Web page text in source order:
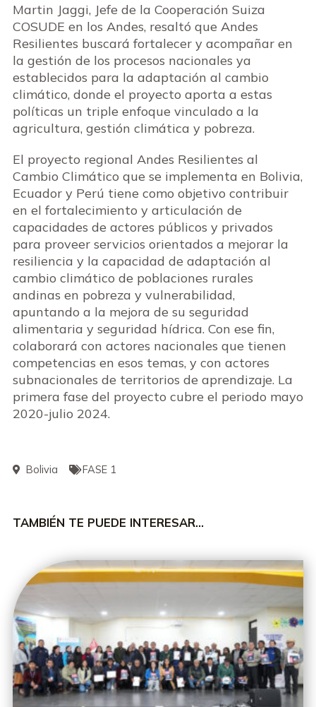
Martin Jaggi, Jefe de la Cooperación Suiza
COSUDE en los Andes, resaltó que Andes
Resilientes buscará fortalecer y acompañar en
la gestión de los procesos nacionales ya
establecidos para la adaptación al cambio
climático, donde el proyecto aporta a estas
políticas un triple enfoque vinculado a la
agricultura, gestión climática y pobreza.
El proyecto regional Andes Resilientes al
Cambio Climático que se implementa en Bolivia,
Ecuador y Perú tiene como objetivo contribuir
en el fortalecimiento y articulación de
capacidades de actores públicos y privados
para proveer servicios orientados a mejorar la
resiliencia y la capacidad de adaptación al
cambio climático de poblaciones rurales
andinas en pobreza y vulnerabilidad,
apuntando a la mejora de su seguridad
alimentaria y seguridad hídrica. Con ese fin,
colaborará con actores nacionales que tienen
competencias en esos temas, y con actores
subnacionales de territorios de aprendizaje. La
primera fase del proyecto cubre el periodo mayo
2020-julio 2024.
Bolivia FASE 1
TAMBIÉN TE PUEDE INTERESAR…